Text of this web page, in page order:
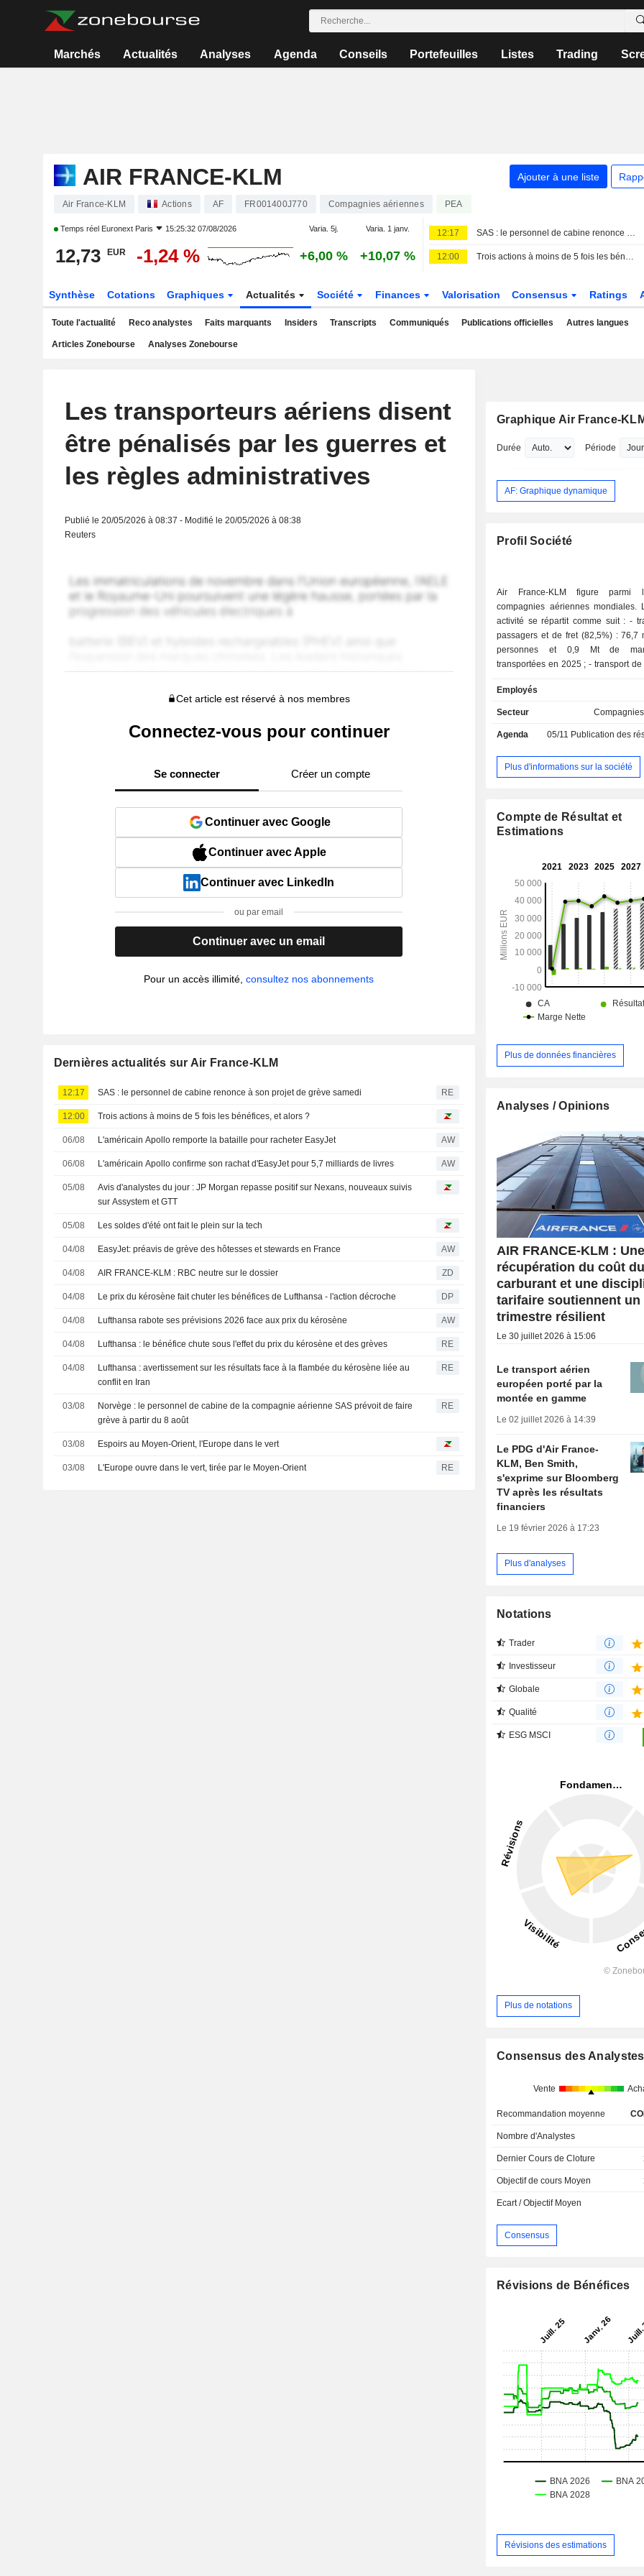
Marchés Actualités Analyses Agenda Conseils Portefeuilles Listes Trading
AIR FRANCE-KLM Ajouter à une liste
Air France-KLM Actions AF FR001400J770 Compagnies aériennes PEA
Temps réel Euronext Paris 15:25:32 07/08/2026 Varia. 5j. Varia. 1 janv.
12,73 EUR -1,24 % +6,00 % +10,07 %
12:17 SAS : le personnel de cabine renonce à son projet de grève samedi
12:00 Trois actions à moins de 5 fois les bénéfices, et alors ?
Synthèse Cotations Graphiques Actualités Société Finances Valorisation Consensus Ratings
Toute l'actualité Reco analystes Faits marquants Insiders Transcripts Communiqués Publications officielles Autres langues
Articles Zonebourse Analyses Zonebourse
Les transporteurs aériens disent
être pénalisés par les guerres et
les règles administratives
Publié le 20/05/2026 à 08:37 - Modifié le 20/05/2026 à 08:38
Reuters
Cet article est réservé à nos membres
Connectez-vous pour continuer
Se connecter Créer un compte
Continuer avec Google
Continuer avec Apple
Continuer avec LinkedIn
ou par email
Continuer avec un email
Pour un accès illimité,consultez nos abonnements
Dernières actualités sur Air France-KLM
12:17 SAS : le personnel de cabine renonce à son projet de grève samedi RE
12:00 Trois actions à moins de 5 fois les bénéfices, et alors ?
06/08 L'américain Apollo remporte la bataille pour racheter EasyJet AW
06/08 L'américain Apollo confirme son rachat d'EasyJet pour 5,7 milliards de livres AW
05/08
Avis d'analystes du jour : JP Morgan repasse positif sur Nexans, nouveaux suivis
sur Assystem et GTT
05/08 Les soldes d'été ont fait le plein sur la tech
04/08 EasyJet: préavis de grève des hôtesses et stewards en France AW
04/08 AIR FRANCE-KLM : RBC neutre sur le dossier ZD
04/08 Le prix du kérosène fait chuter les bénéfices de Lufthansa - l'action décroche DP
04/08 Lufthansa rabote ses prévisions 2026 face aux prix du kérosène AW
04/08 Lufthansa : le bénéfice chute sous l'effet du prix du kérosène et des grèves RE
04/08
Lufthansa : avertissement sur les résultats face à la flambée du kérosène liée au
conflit en Iran
RE
03/08
Norvège : le personnel de cabine de la compagnie aérienne SAS prévoit de faire
grève à partir du 8 août
RE
03/08 Espoirs au Moyen-Orient, l'Europe dans le vert
03/08 L'Europe ouvre dans le vert, tirée par le Moyen-Orient RE
Graphique Air France-
Durée Période
AF: Graphique dynamique
Profil Société
Air France-KLM figure parmi
compagnies aériennes mondiales.
activité se répartit comme suit : - transport de
passagers et de fret (82,5%) : 76,7
personnes et 0,9 Mt de
transportées en 2025 ; - transport de passagers
personnes transportées ; - prestations de
maintenance (7%) ; - autres (0,1%). A fin 2025,
(dont 289 détenus en propre et 307
(268), KLM (188) et Transavia (140).
Employés
Secteur
Agenda 05/11 Publication des résultats
Plus d'informations sur la société
Compte de Résultat et
Estimations
Plus de données financières
Analyses / Opinions
AIR FRANCE-KLM :
récupération du coût du
carburant et une
tarifaire soutiennent un
trimestre résilient
Le 30 juillet 2026 à 15:06
Le transport aérien
européen porté par la
montée en gamme
Le 02 juillet 2026 à 14:39
Le PDG d'Air France-
KLM, Ben Smith,
s'exprime sur Bloomberg
TV après les résultats
financiers
Le 19 février 2026 à 17:23
Plus d'analyses
Notations
Trader
Investisseur
Globale
Qualité
ESG MSCI
Plus de notations
Consensus des Analystes
Vente
Recommandation moyenne
Nombre d'Analystes
Dernier Cours de Cloture
Objectif de cours Moyen
Ecart / Objectif Moyen
Consensus
Révisions de Bénéfices
Révisions des estimations